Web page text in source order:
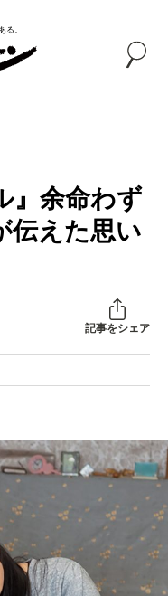
る。
』余命わず
伝えた思い
記事をシェア